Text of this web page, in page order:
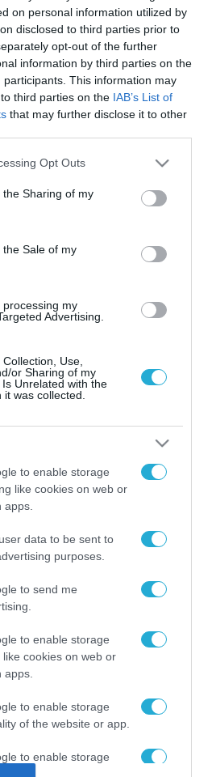
on personal information utilized by
disclosed to third parties prior to
opt-out of the further
information by third parties on the
participants. This information may
third parties on the IAB’s List of
that may further disclose it to other
app uses one or more Google
usage behaviour. You may click to
Google and its third-party tags to
purposes in below Google
Opt Outs
Sharing of my
Sale of my
my
Advertising.
Use,
or Sharing of my
Unrelated with the
was collected.
to enable storage
like cookies on web or
data to be sent to
purposes.
to send me
to enable storage
cookies on web or
to enable storage
of the website or app.
to enable storage